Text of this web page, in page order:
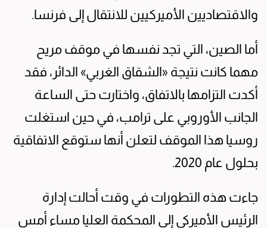
والاقتصاديين الأميركيين للانتقال إلى فرنسا.
أما الصين، التي تجد نفسها في موقف مريح
مهما كانت نتيجة «الشقاق الغربي» الدائر، فقد
أكدت التزامها بالاتفاق، واختارت حتى الساعة
الجانب الأوروبي على ترامب، في حين استغلت
روسيا هذا الموقف لتعلن أنها ستوقع الاتفاقية
بحلول عام 2020.
جاءت هذه التطورات في وقت أحالت إدارة
الرئيس الأميركي إلى المحكمة العليا مساء أمس